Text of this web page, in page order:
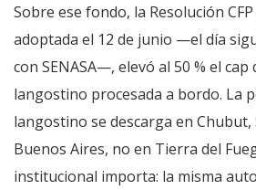
Sobre ese fondo, la Resolución
adoptada el 12 de junio —el día
con SENASA—, elevó al 50 % el cap
langostino procesada a bordo. La
langostino se descarga en Chubut,
Buenos Aires, no en Tierra del
institucional importa: la misma